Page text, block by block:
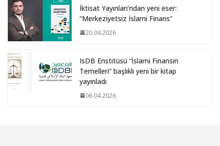
İktisat Yayınları’ndan yeni eser:
“Merkeziyetsiz İslami Finans”
20.04.2026
IsDB Enstitüsü “İslami Finansın
Temelleri” başlıklı yeni bir kitap
yayınladı
06.04.2026